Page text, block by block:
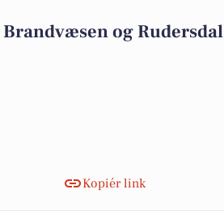
og Rudersdal
Kopiér link